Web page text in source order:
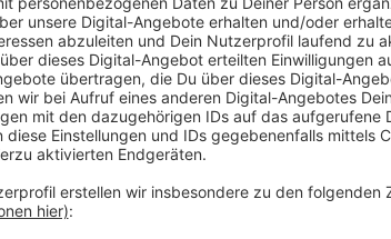
Veröffentlicht:Dienstag, 10.05.2022 14:39
Anzeige